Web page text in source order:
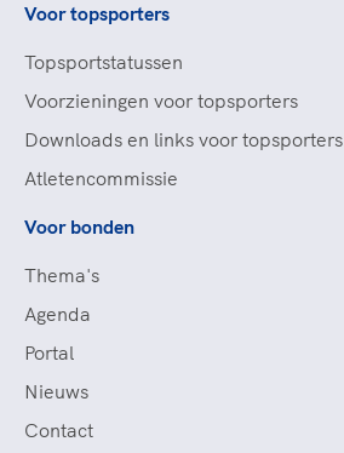
Voor topsporters
Topsportstatussen
Voorzieningen voor topsporters
Downloads en links voor topsporters
Atletencommissie
Voor bonden
Thema's
Agenda
Portal
Nieuws
Contact